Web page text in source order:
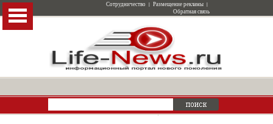
Сотрудничество | Размещение рекламы |
Обратная связь